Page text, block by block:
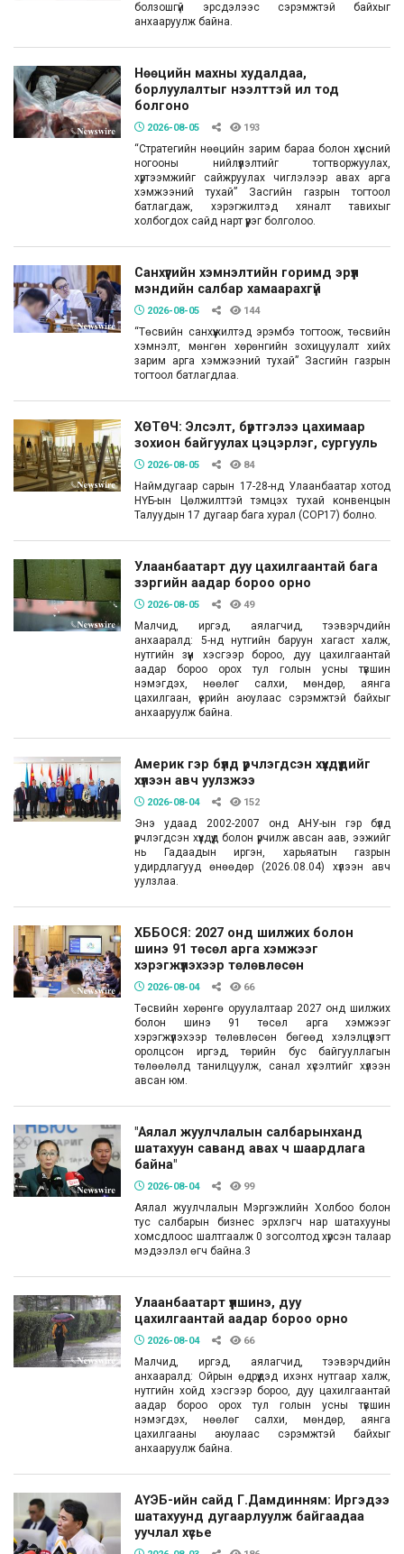
болзошгүй эрсдэлээс сэрэмжтэй байхыг
анхааруулж байна.
Нөөцийн махны худалдаа,
борлуулалтыг нээлттэй ил тод
болгоно
2026-08-05 193
“Стратегийн нөөцийн зарим бараа болон хүнсний
ногооны нийлүүлэлтийг тогтворжуулах,
хүртээмжийг сайжруулах чиглэлээр авах арга
хэмжээний тухай” Засгийн газрын тогтоол
батлагдаж, хэрэгжилтэд хяналт тавихыг
холбогдох сайд нарт үүрэг болголоо.
Санхүүгийн хэмнэлтийн горимд эрүүл
мэндийн салбар хамаарахгүй
2026-08-05 144
“Төсвийн санхүүжилтэд эрэмбэ тогтоож, төсвийн
хэмнэлт, мөнгөн хөрөнгийн зохицуулалт хийх
зарим арга хэмжээний тухай” Засгийн газрын
тогтоол батлагдлаа.
ХӨТӨЧ: Элсэлт, бүртгэлээ цахимаар
зохион байгуулах цэцэрлэг, сургууль
2026-08-05 84
Наймдугаар сарын 17-28-нд Улаанбаатар хотод
НҮБ-ын Цөлжилттэй тэмцэх тухай конвенцын
Талуудын 17 дугаар бага хурал (COP17) болно.
Улаанбаатарт дуу цахилгаантай бага
зэргийн аадар бороо орно
2026-08-05 49
Малчид, иргэд, аялагчид, тээвэрчдийн
анхааралд: 5-нд нутгийн баруун хагаст халж,
нутгийн зүүн хэсгээр бороо, дуу цахилгаантай
аадар бороо орох тул голын усны түвшин
нэмэгдэх, нөөлөг салхи, мөндөр, аянга
цахилгаан, үерийн аюулаас сэрэмжтэй байхыг
анхааруулж байна.
Америк гэр бүлд үрчлэгдсэн хүүхдүүдийг
хүлээн авч уулзжээ
2026-08-04 152
Энэ удаад 2002-2007 онд АНУ-ын гэр бүлд
үрчлэгдсэн хүүхдүүд болон үрчилж авсан аав, ээжийг
нь Гадаадын иргэн, харьяатын газрын
удирдлагууд өнөөдөр (2026.08.04) хүлээн авч
уулзлаа.
ХББОСЯ: 2027 онд шилжих болон
шинэ 91 төсөл арга хэмжээг
хэрэгжүүлэхээр төлөвлөсөн
2026-08-04 66
Төсвийн хөрөнгө оруулалтаар 2027 онд шилжих
болон шинэ 91 төсөл арга хэмжээг
хэрэгжүүлэхээр төлөвлөсөн бөгөөд хэлэлцүүлэгт
оролцсон иргэд, төрийн бус байгууллагын
төлөөлөлд танилцуулж, санал хүсэлтийг хүлээн
авсан юм.
"Аялал жуулчлалын салбарынханд
шатахуун саванд авах ч шаардлага
байна"
2026-08-04 99
Аялал жуулчлалын Мэргэжлийн Холбоо болон
тус салбарын бизнес эрхлэгч нар шатахууны
хомсдлоос шалтгаалж 0 зогсолтод хүрсэн талаар
мэдээлэл өгч байна.3
Улаанбаатарт үүлшинэ, дуу
цахилгаантай аадар бороо орно
2026-08-04 66
Малчид, иргэд, аялагчид, тээвэрчдийн
анхааралд: Ойрын өдрүүдэд ихэнх нутгаар халж,
нутгийн хойд хэсгээр бороо, дуу цахилгаантай
аадар бороо орох тул голын усны түвшин
нэмэгдэх, нөөлөг салхи, мөндөр, аянга
цахилгааны аюулаас сэрэмжтэй байхыг
анхааруулж байна.
АҮЭБ-ийн сайд Г.Дамдинням: Иргэдээ
шатахуунд дугаарлуулж байгаадаа
уучлал хүсье